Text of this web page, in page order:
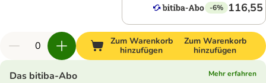
-6% 116,55
Zum Warenkorb
hinzufügen
Zum Warenkorb
hinzufügen
Das bitiba-Abo
Mehr erfahren